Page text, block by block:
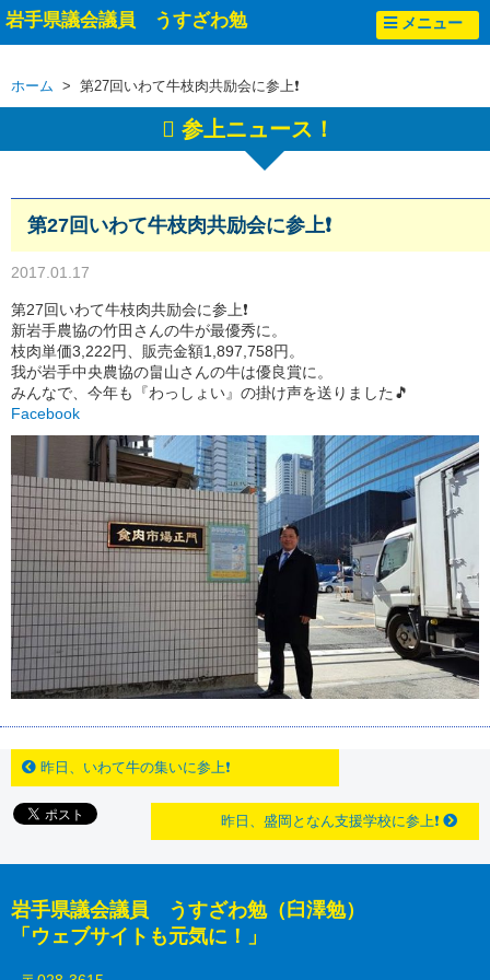
岩手県議会議員 うすざわ勉 メニュー
ホーム > 第27回いわて牛枝肉共励会に参上❗
参上ニュース！
第27回いわて牛枝肉共励会に参上❗
2017.01.17
第27回いわて牛枝肉共励会に参上❗
新岩手農協の竹田さんの牛が最優秀に。
枝肉単価3,222円、販売金額1,897,758円。
我が岩手中央農協の畠山さんの牛は優良賞に。
みんなで、今年も『わっしょい』の掛け声を送りました🎵
Facebook
昨日、いわて牛の集いに参上❗
昨日、盛岡となん支援学校に参上❗
岩手県議会議員 うすざわ勉（臼澤勉）
「ウェブサイトも元気に！」